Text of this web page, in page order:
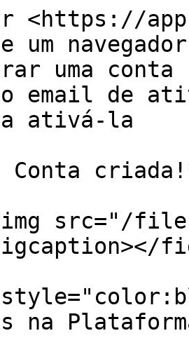
<https://
um
uma conta
email de
ativá-la
src="/files/
na